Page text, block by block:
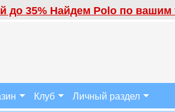
до 35% Найдем Polo по вашим
Клуб Личный раздел